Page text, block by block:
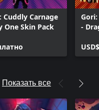
Cuddly Carnage
One Skin Pack
-
Показать все